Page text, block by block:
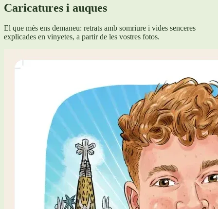
Caricatures i auques
El que més ens demaneu: retrats amb somriure i vides senceres
explicades en vinyetes, a partir de les vostres fotos.